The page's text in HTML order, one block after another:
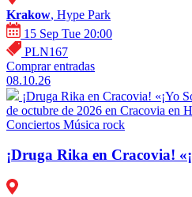
Krakow, Hype Park
15 Sep Tue 20:00
PLN167
Comprar entradas
08.10.26
¡Druga Rika en Cracovia! «¡Yo
de octubre de 2026 en Cracovia en
Conciertos Música rock
¡Druga Rika en Cracovia!